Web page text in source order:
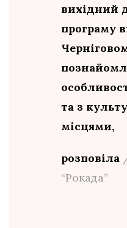
вихідний
програму
та з
місцями,
розповіла
“Рокада”